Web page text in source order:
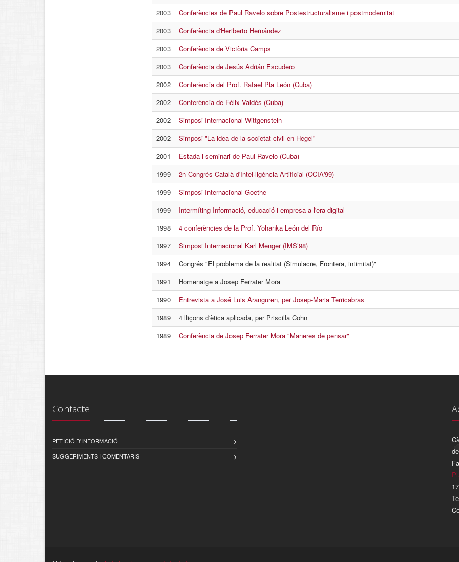
2003
Conferències de Paul Ravelo sobre Postestructuralisme i postmodernitat
2003
Conferència d'Heriberto Hernández
2003
Conferència de Victòria Camps
2003
Conferència de Jesús Adrián Escudero
2002
Conferència del Prof. Rafael Pla León (Cuba)
2002
Conferència de Félix Valdés (Cuba)
2002
Simposi Internacional Wittgenstein
2002
Simposi "La idea de la societat civil en Hegel"
2001
Estada i seminari de Paul Ravelo (Cuba)
1999
2n Congrés Català d'Intel·ligència Artificial (CCIA'99)
1999
Simposi Internacional Goethe
1999
Intermíting Informació, educació i empresa a l'era digital
1998
4 conferències de la Prof. Yohanka León del Río
1997
Simposi Internacional Karl Menger (IMS’98)
1994
Congrés "El problema de la realitat (Simulacre, Frontera, intimitat)"
1991
Homenatge a Josep Ferrater Mora
1990
Entrevista a José Luis Aranguren, per Josep-Maria Terricabras
1989
4 lliçons d'ètica aplicada, per Priscilla Cohn
1989
Conferència de Josep Ferrater Mora "Maneres de pensar"
Contacte
PETICIÓ D'INFORMACIÓ
SUGGERIMENTS I COMENTARIS